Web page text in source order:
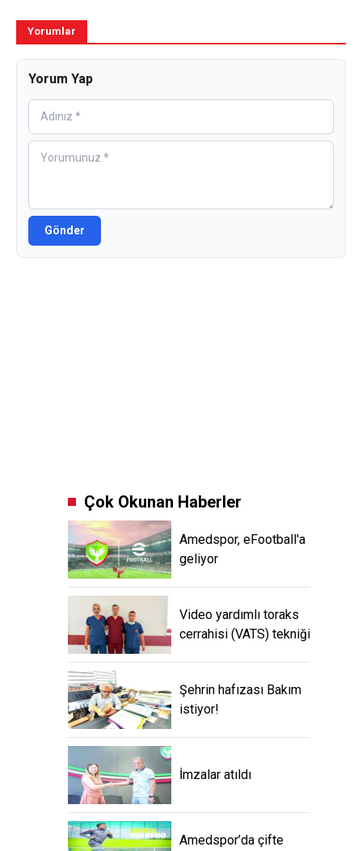
Yorumlar
Yorum Yap
Gönder
Çok Okunan Haberler
Amedspor, eFootball'a
geliyor
Video yardımlı toraks
cerrahisi (VATS) tekniği
Şehrin hafızası Bakım
istiyor!
İmzalar atıldı
Amedspor’da çifte